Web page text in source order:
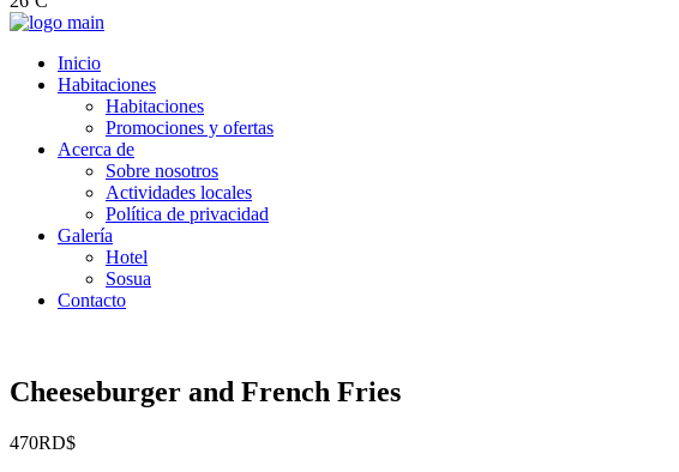
Inicio
Habitaciones
Habitaciones
Promociones y ofertas
Acerca de
Sobre nosotros
Actividades locales
Política de privacidad
Galería
Hotel
Sosua
Contacto
Cheeseburger and French Fries
470RD$